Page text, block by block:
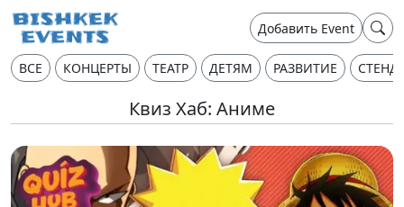
Добавить Event
ВСЕ КОНЦЕРТЫ ТЕАТР ДЕТЯМ РАЗВИТИЕ
Квиз Хаб: Аниме